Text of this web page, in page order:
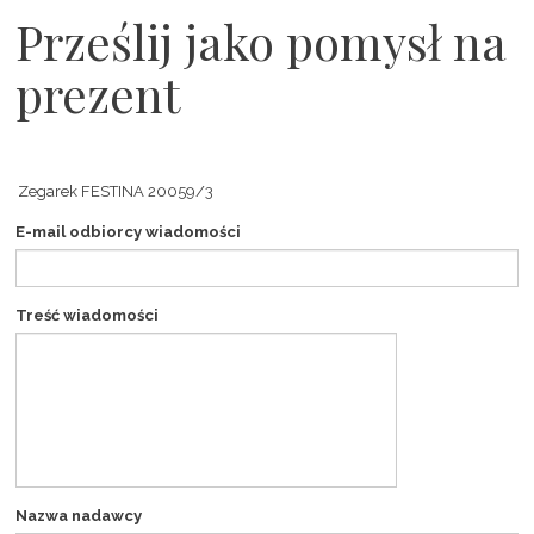
Prześlij jako pomysł na
prezent
E-mail odbiorcy wiadomości
Treść wiadomości
Nazwa nadawcy